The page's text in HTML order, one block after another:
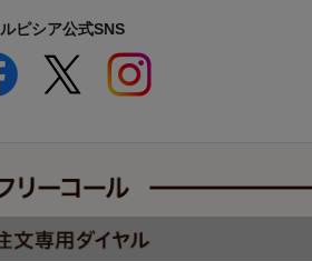
ルピシア公式SNS